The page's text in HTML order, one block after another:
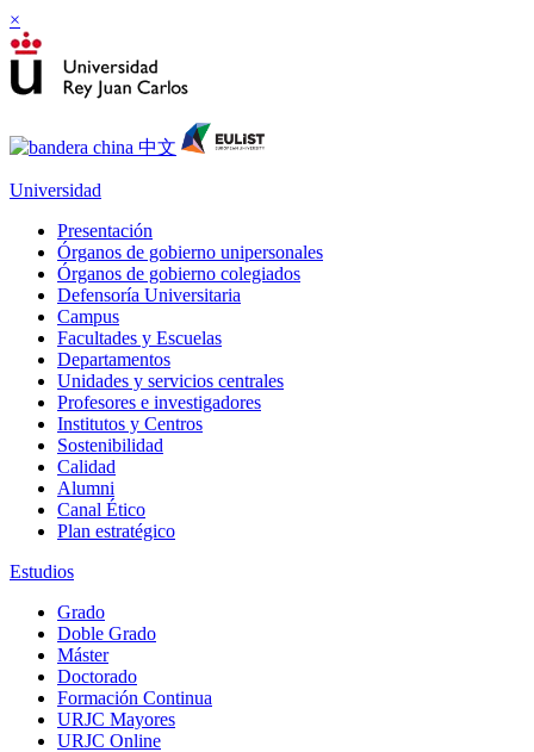
×
Universidad
Presentación
Órganos de gobierno unipersonales
Órganos de gobierno colegiados
Defensoría Universitaria
Campus
Facultades y Escuelas
Departamentos
Unidades y servicios centrales
Profesores e investigadores
Institutos y Centros
Sostenibilidad
Calidad
Alumni
Canal Ético
Plan estratégico
Estudios
Grado
Doble Grado
Máster
Doctorado
Formación Continua
URJC Mayores
URJC Online